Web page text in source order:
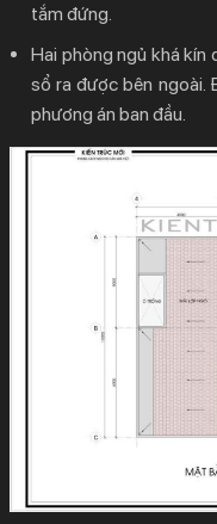
tắm đứng.
Hai phòng ngủ khá kín
sổ ra được bên ngoài.
phương án ban đầu.